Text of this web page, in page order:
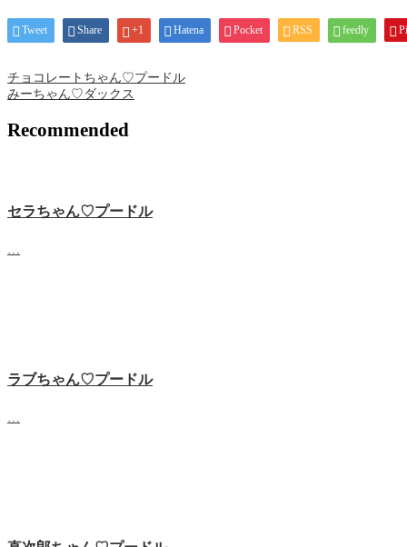
Tweet Share +1 Hatena Pocket RSS feedly
チョコレートちゃん♡プードル
みーちゃん♡ダックス
Recommended
セラちゃん♡プードル
ラブちゃん♡プードル